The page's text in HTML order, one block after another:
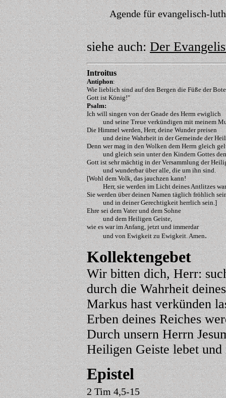
Agende für evangelisch-
siehe auch:Der
Introitus
Antiphon:
Wie lieblich sind auf den Bergen die Füße der
Gott ist König!"
Psalm:
Ich will singen von der Gnade des Herrn ewiglich
und seine Treue verkündigen mit meinem
Die Himmel werden, Herr, deine Wunder preisen
und deine Wahrheit in der Gemeinde der
Denn wer mag in den Wolken dem Herrn gleich
und gleich sein unter den Kindern Gottes
Gott ist sehr mächtig in der Versammlung der
und wunderbar über alle, die um ihn sind.
[Wohl dem Volk, das jauchzen kann!
Herr, sie werden im Licht deines Antlitzes
Sie werden über deinen Namen täglich fröhlich
und in deiner Gerechtigkeit herrlich sein.]
Ehre sei dem Vater und dem Sohne
und dem Heiligen Geiste,
wie es war im Anfang, jetzt und immerdar
und von Ewigkeit zu Ewigkeit. Amen.
Kollektengebet
Wir bitten dich, Herr:
durch die Wahrheit
Markus hast verkünden
Erben deines Reiches
Durch unsern Herrn
Heiligen Geiste lebet
Epistel
2 Tim 4,5-15